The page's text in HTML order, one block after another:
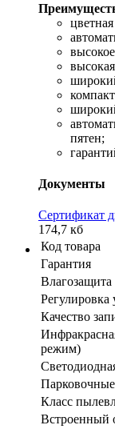
пятен;
Документы
Сертификат
174,7 кб
Код товара
Гарантия
Влагозащита
Регулировка
Качество
режим)
Класс
Встроенный